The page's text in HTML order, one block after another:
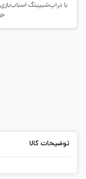
با دراپ‌شیپینگ
توضیحات کالا